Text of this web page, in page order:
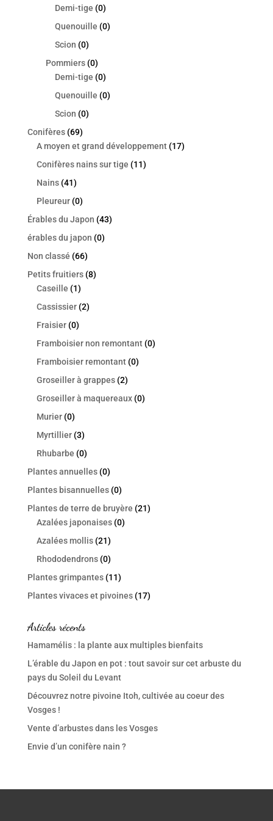
Demi-tige (0)
Quenouille (0)
Scion (0)
Pommiers (0)
Demi-tige (0)
Quenouille (0)
Scion (0)
Conifères (69)
A moyen et grand développement (17)
Conifères nains sur tige (11)
Nains (41)
Pleureur (0)
Érables du Japon (43)
érables du japon (0)
Non classé (66)
Petits fruitiers (8)
Caseille (1)
Cassissier (2)
Fraisier (0)
Framboisier non remontant (0)
Framboisier remontant (0)
Groseiller à grappes (2)
Groseiller à maquereaux (0)
Murier (0)
Myrtillier (3)
Rhubarbe (0)
Plantes annuelles (0)
Plantes bisannuelles (0)
Plantes de terre de bruyère (21)
Azalées japonaises (0)
Azalées mollis (21)
Rhododendrons (0)
Plantes grimpantes (11)
Plantes vivaces et pivoines (17)
Articles récents
Hamamélis : la plante aux multiples bienfaits
L’érable du Japon en pot : tout savoir sur cet arbuste du
pays du Soleil du Levant
Découvrez notre pivoine Itoh, cultivée au coeur des
Vosges !
Vente d’arbustes dans les Vosges
Envie d’un conifère nain ?